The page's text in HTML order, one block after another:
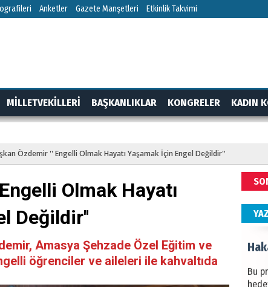
Anketler Gazete Manşetleri Etkinlik Takvimi
MİLLETVEKİLLERİ BAŞKANLIKLAR KONGRELER KADIN
Özdemir '' Engelli Olmak Hayatı Yaşamak İçin Engel Değildir''
Olmak Hayatı
Değildir''
Amasya Şehzade Özel Eğitim ve
öğrenciler ve aileleri ile kahvaltıda
ALİ
Bu